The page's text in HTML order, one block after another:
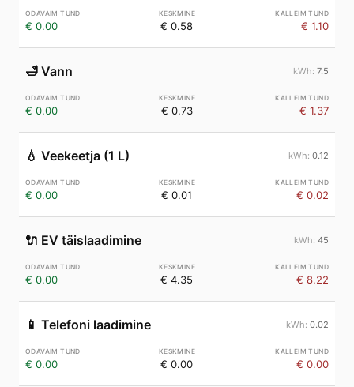
€ 0.00 € 0.58 € 1.10
🛁 Vann 7.5
€ 0.00 € 0.73 € 1.37
💧 Veekeetja (1 L) 0.12
€ 0.00 € 0.01 € 0.02
🔌 EV täislaadimine 45
€ 0.00 € 4.35 € 8.22
📱 Telefoni laadimine 0.02
€ 0.00 € 0.00 € 0.00